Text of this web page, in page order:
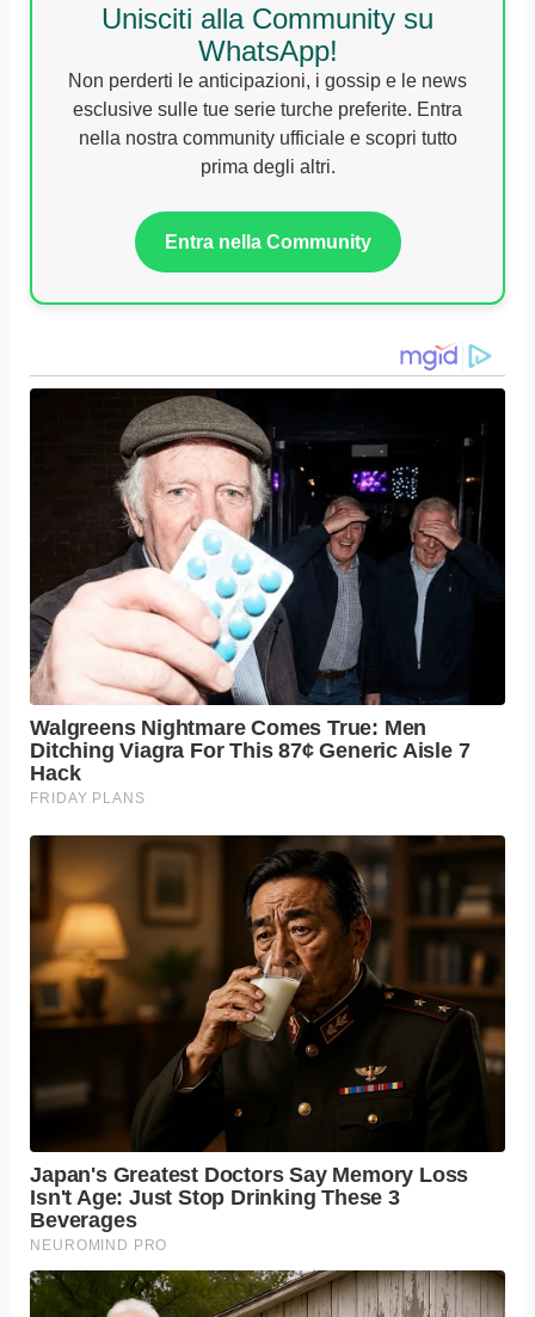
Unisciti alla Community su
WhatsApp!
Non perderti le anticipazioni, i gossip e le news
esclusive sulle tue serie turche preferite. Entra
nella nostra community ufficiale e scopri tutto
prima degli altri.
Entra nella Community